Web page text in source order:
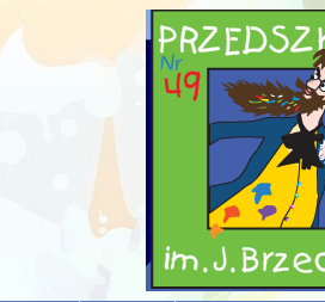
menu górne